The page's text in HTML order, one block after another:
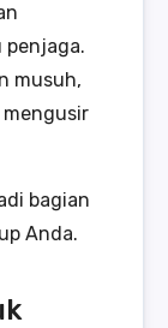
musuh,
bagian
Anda.